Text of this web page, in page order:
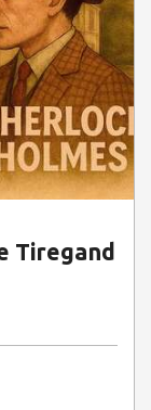
Tiregand